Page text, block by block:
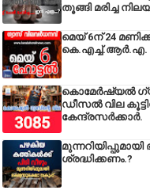
തൂങ്ങി മരിച്ച
മെയ് 6ന് 24
കെ.എച്ച്.ആർ.എ.
കൊമേർഷ്യൽ
ഡീസല്‍ വില
കേന്ദ്രസര്‍ക്കാര്‍.
ശ്രദ്ധിക്കണം.?